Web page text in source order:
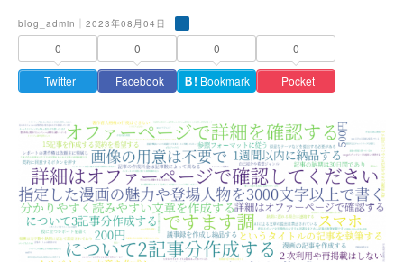
blog_admin｜2023年08月04日
0
Twitter
0
Facebook
0
Ｂ! Bookmark
0
Pocket